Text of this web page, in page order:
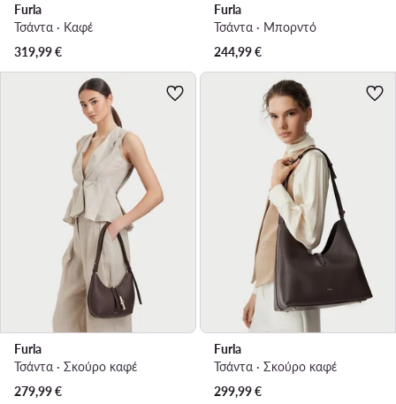
Furla
Τσάντα · Καφέ
319,99€
Furla
Τσάντα · Μπορντό
244,99€
Furla
Τσάντα · Σκούρο καφέ
279,99€
Furla
Τσάντα · Σκούρο καφέ
299,99€